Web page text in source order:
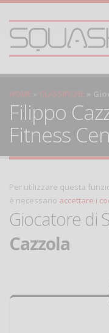
HOME CLASSIFICHE
Filippo
Fitness
Per utilizzare questa
è necessario accettare i
Giocatore di
Cazzola